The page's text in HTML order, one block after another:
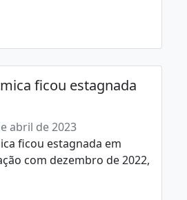
ficou estagnada
abril de 2023
ficou estagnada em
com dezembro de 2022,